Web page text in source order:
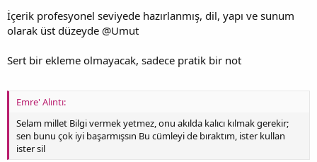
İçerik profesyonel seviyede hazırlanmış, dil, yapı ve sunum
olarak üst düzeyde @Umut
Sert bir ekleme olmayacak, sadece pratik bir not
Emre' Alıntı:
Selam millet Bilgi vermek yetmez, onu akılda kalıcı kılmak gerekir;
sen bunu çok iyi başarmışsın Bu cümleyi de bıraktım, ister kullan
ister sil